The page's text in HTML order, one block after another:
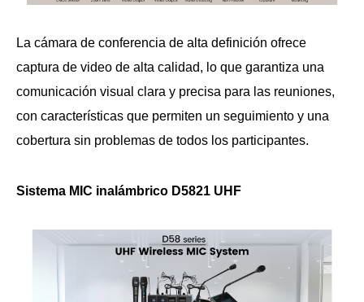
La cámara de conferencia de alta definición ofrece
captura de video de alta calidad, lo que garantiza una
comunicación visual clara y precisa para las reuniones,
con características que permiten un seguimiento y una
cobertura sin problemas de todos los participantes.
Sistema MIC inalámbrico D5821 UHF